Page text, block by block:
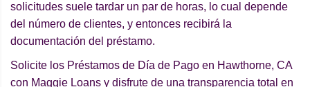
solicitudes suele tardar un par de horas, lo cual depende
del número de clientes, y entonces recibirá la
documentación del préstamo.
Solicite los Préstamos de Día de Pago en Hawthorne, CA
con Maggie Loans y disfrute de una transparencia total en